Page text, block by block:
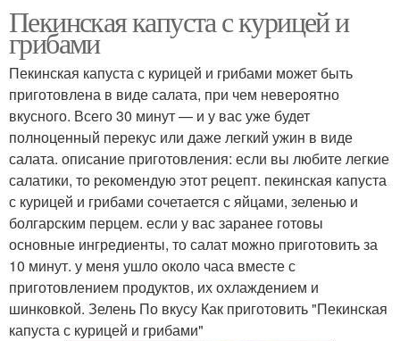
Пекинская капуста с курицей и
грибами
Пекинская капуста с курицей и грибами может быть
приготовлена в виде салата, при чем невероятно
вкусного. Всего 30 минут — и у вас уже будет
полноценный перекус или даже легкий ужин в виде
салата. описание приготовления: если вы любите легкие
салатики, то рекомендую этот рецепт. пекинская капуста
с курицей и грибами сочетается с яйцами, зеленью и
болгарским перцем. если у вас заранее готовы
основные ингредиенты, то салат можно приготовить за
10 минут. у меня ушло около часа вместе с
приготовлением продуктов, их охлаждением и
шинковкой. Зелень По вкусу Как приготовить "Пекинская
капуста с курицей и грибами"